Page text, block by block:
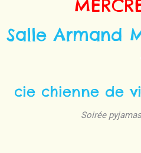
Salle Armand
cie chienne de
Soirée